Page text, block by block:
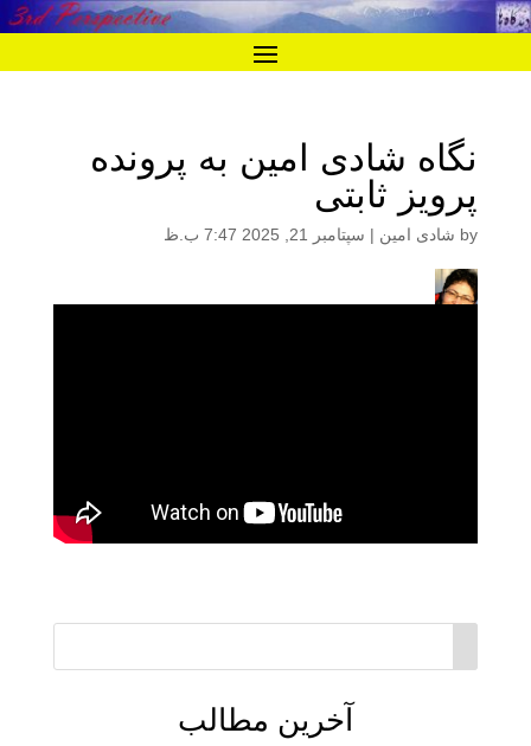
نگاه شادی امین به پرونده
پرویز ثابتی
by شادی امین | سپتامبر 21, 2025 7:47 ب.ظ
آخرین مطالب